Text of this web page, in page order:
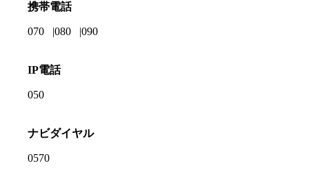
携帯電話
070 080 090
IP電話
050
ナビダイヤル
0570